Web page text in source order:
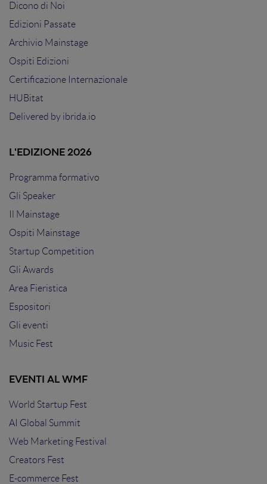
Dicono di Noi
Edizioni Passate
Archivio Mainstage
Ospiti Edizioni
Certificazione Internazionale
HUBitat
Delivered by ibrida.io
L'EDIZIONE 2026
Programma formativo
Gli Speaker
Il Mainstage
Ospiti Mainstage
Startup Competition
Gli Awards
Area Fieristica
Espositori
Gli eventi
Music Fest
EVENTI AL WMF
World Startup Fest
AI Global Summit
Web Marketing Festival
Creators Fest
E-commerce Fest